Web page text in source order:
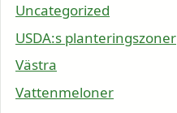
Uncategorized
USDA:s planteringszoner
Västra
Vattenmeloner